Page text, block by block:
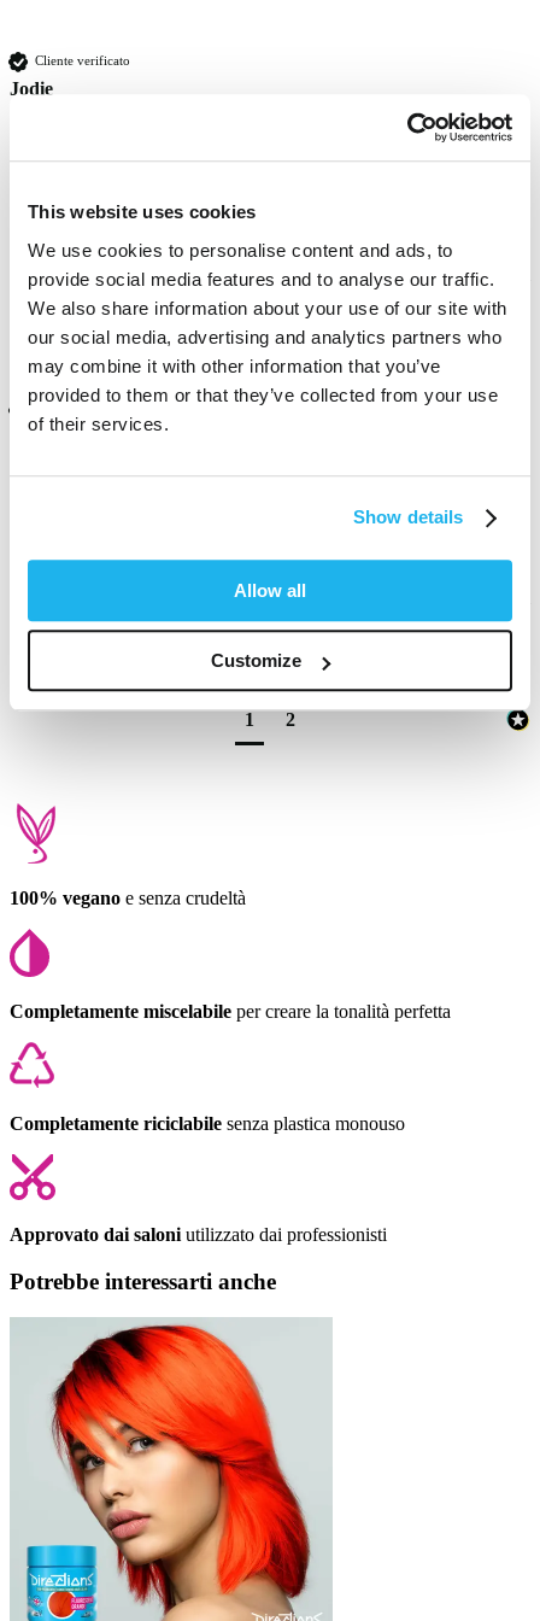
This website uses cookies
We use cookies to personalise content and ads, to
provide social media features and to analyse our traffic.
We also share information about your use of our site with
our social media, advertising and analytics partners who
may combine it with other information that you’ve
provided to them or that they’ve collected from your use
of their services.
Show details
Allow all
Customize
Cliente verificato
Jodie
Stunning colour been using this for years! Was to apply and colours
Questa recensione ti è stata utile? Sì Segnala Condividi un anno fa
Janet
Sì Segnala
1 2
100% vegano e senza crudeltà
Completamente miscelabile per creare la tonalità perfetta
Completamente riciclabile senza plastica monouso
Approvato dai saloni utilizzato dai professionisti
Potrebbe interessarti anche